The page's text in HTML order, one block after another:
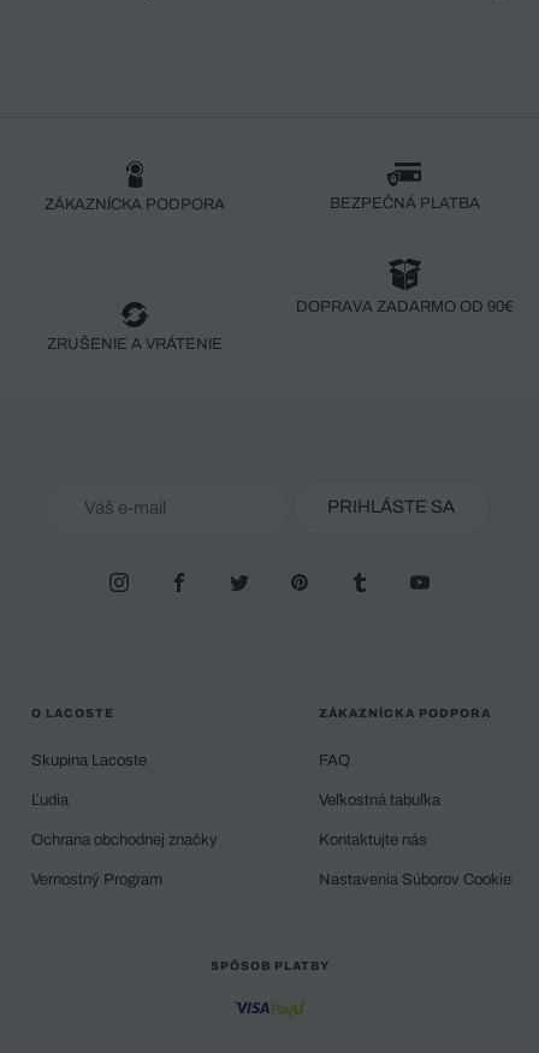
ZÁKAZNÍCKA PODPORA BEZPEČNÁ PLATBA
ZRUŠENIE A VRÁTENIE
DOPRAVA ZADARMO OD 90€
PRIHLÁSTE SA
O LACOSTE
Skupina Lacoste
Ľudia
Ochrana obchodnej značky
Vernostný Program
ZÁKAZNÍCKA PODPORA
FAQ
Veľkostná tabuľka
Kontaktujte nás
Nastavenia Súborov Cookie
SPÔSOB PLATBY